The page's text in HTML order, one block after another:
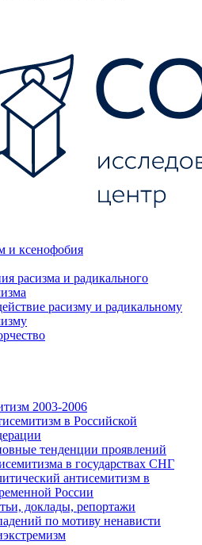
и ксенофобия
расизма и радикального
расизму и радикальному
2003-2006
в Российской
тенденции проявлений
в государствах СНГ
антисемитизм в
России
доклады, репортажи
по мотиву ненависти